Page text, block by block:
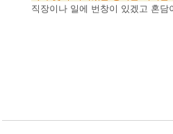
직장이나 일에 번창이 있겠고 혼